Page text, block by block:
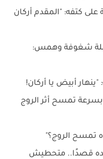
كتفه: "المقدم أركان
شغوفة وهمس:
أبيض يا أركان!
تمسح أثر الروج
تمسح الروج؟"
كده قصدًا.. متحطيش